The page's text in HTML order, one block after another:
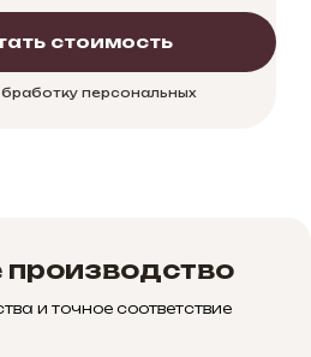
персональных
стоимость
производство
и точное соответствие